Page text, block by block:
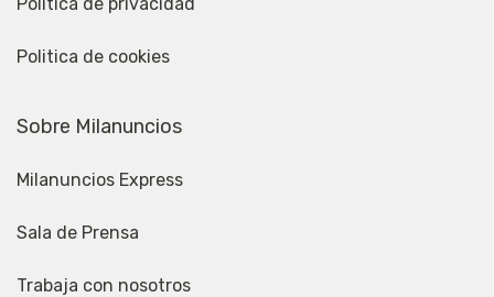
Politica de cookies
Sobre Milanuncios
Milanuncios Express
Sala de Prensa
Trabaja con nosotros